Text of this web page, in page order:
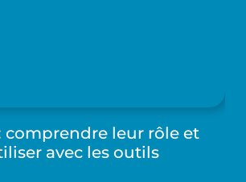
comprendre leur rôle et
avec les outils